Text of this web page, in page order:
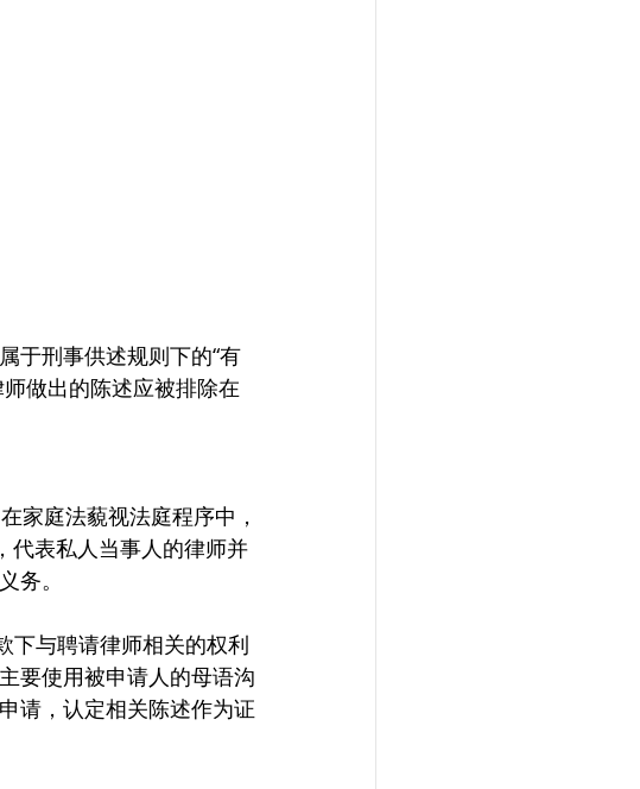
于刑事供述规则下的“有
做出的陈述应被排除在
家庭法藐视法庭程序中，
代表私人当事人的律师并
务。
下与聘请律师相关的权利
要使用被申请人的母语沟
请，认定相关陈述作为证